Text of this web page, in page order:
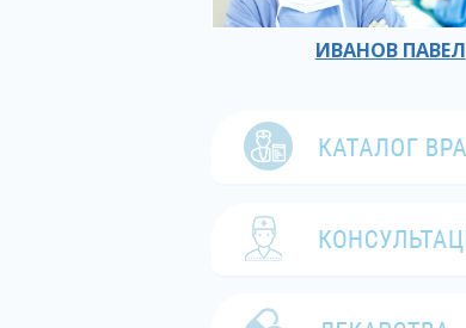
ИВАНОВ ПАВЕЛ